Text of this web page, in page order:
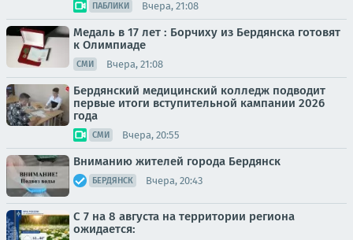
ПАБЛИКИ Вчера, 21:08
Медаль в 17 лет : Борчиху из Бердянска готовят
к Олимпиаде
СМИ Вчера, 21:08
Бердянский медицинский колледж подводит
первые итоги вступительной кампании 2026
года
СМИ Вчера, 20:55
Вниманию жителей города Бердянск
БЕРДЯНСК Вчера, 20:43
С 7 на 8 августа на территории региона
ожидается: